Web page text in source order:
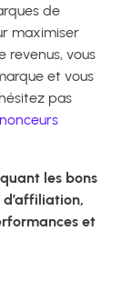
de
maximiser
revenus, vous
et vous
pas
les bons
et